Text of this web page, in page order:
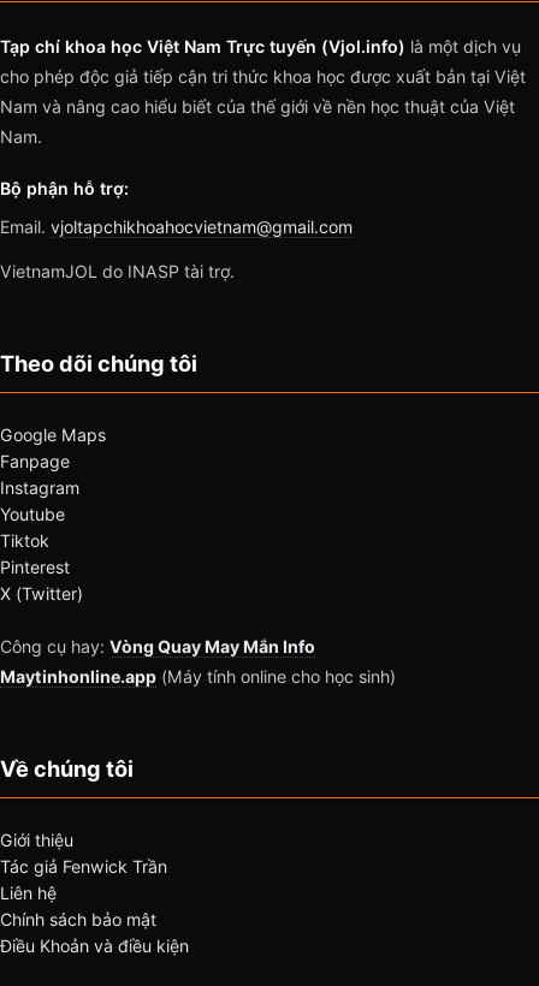
Tạp chí khoa học Việt Nam Trực tuyến (Vjol.info) là một dịch vụ
cho phép độc giả tiếp cận tri thức khoa học được xuất bản tại Việt
Nam và nâng cao hiểu biết của thế giới về nền học thuật của Việt
Nam.
Bộ phận hỗ trợ:
Email. vjoltapchikhoahocvietnam@gmail.com
VietnamJOL do INASP tài trợ.
Theo dõi chúng tôi
Google Maps
Fanpage
Instagram
Youtube
Tiktok
Pinterest
X (Twitter)
Công cụ hay: Vòng Quay May Mắn Info
Maytinhonline.app (Máy tính online cho học sinh)
Về chúng tôi
Giới thiệu
Tác giả Fenwick Trần
Liên hệ
Chính sách bảo mật
Điều Khoản và điều kiện